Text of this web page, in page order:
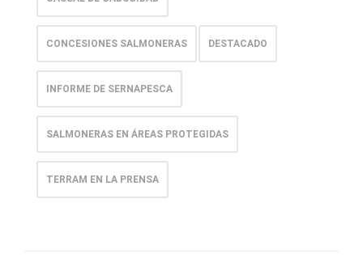
CONCESIONES SALMONERAS DESTACADO
INFORME DE SERNAPESCA
SALMONERAS EN ÁREAS PROTEGIDAS
TERRAM EN LA PRENSA